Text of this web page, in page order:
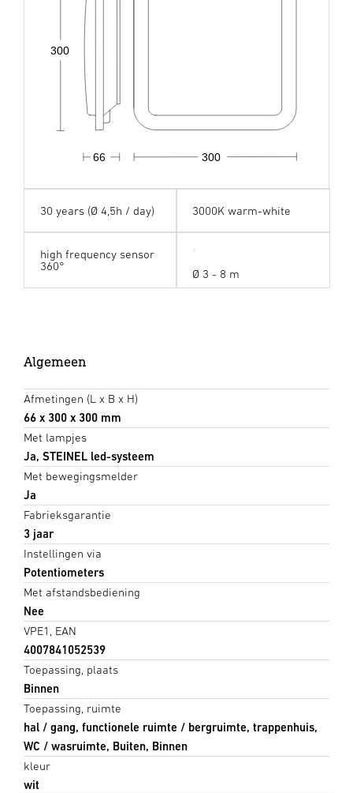
66 300
300
30 years (Ø 4,5h / day) 3000K warm-white
high frequency sensor
360°
Ø 3 - 8 m
Algemeen
Afmetingen (L x B x H)
66 x 300 x 300 mm
Met lampjes
Ja, STEINEL led-systeem
Met bewegingsmelder
Ja
Fabrieksgarantie
3 jaar
Instellingen via
Potentiometers
Met afstandsbediening
Nee
VPE1, EAN
4007841052539
Toepassing, plaats
Binnen
Toepassing, ruimte
hal / gang, functionele ruimte / bergruimte, trappenhuis,
WC / wasruimte, Buiten, Binnen
kleur
wit